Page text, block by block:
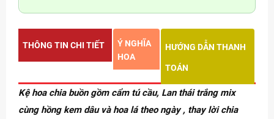
THÔNG TIN CHI TIẾT
Ý NGHĨA
HOA
HƯỚNG DẪN THANH
TOÁN
Kệ hoa chia buồn gồm cẩm tú cầu, Lan thái trắng mix
cùng hồng kem dâu và hoa lá theo ngày , thay lời chia